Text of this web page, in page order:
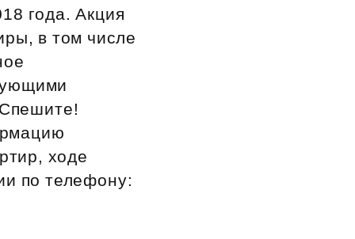
года. Акция
в том числе
ходе
по телефону: